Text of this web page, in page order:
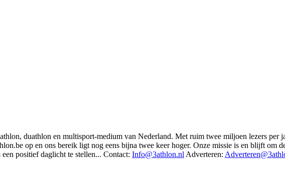
duathlon en multisport-medium van Nederland. Met ruim twee miljoen lezers per
op en ons bereik ligt nog eens bijna twee keer hoger. Onze missie is en blijft om
positief daglicht te stellen... Contact: Info@3athlon.nl Adverteren: